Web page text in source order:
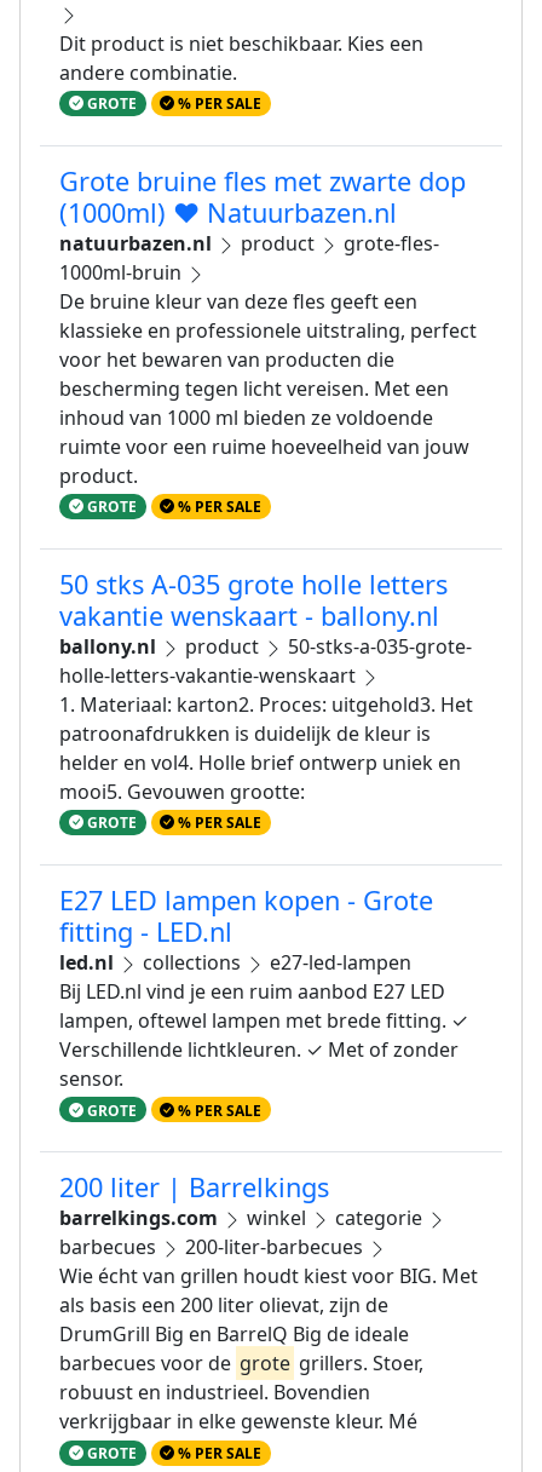
Dit product is niet beschikbaar. Kies een
andere combinatie.
GROTE % PER SALE
Grote bruine fles met zwarte dop
(1000ml) ❤️ Natuurbazen.nl
natuurbazen.nl product
grote-fles-
1000ml-bruin
De bruine kleur van deze fles geeft een
klassieke en professionele uitstraling, perfect
voor het bewaren van producten die
bescherming tegen licht vereisen. Met een
inhoud van 1000 ml bieden ze voldoende
ruimte voor een ruime hoeveelheid van jouw
product.
GROTE % PER SALE
50 stks A-035 grote holle letters
vakantie wenskaart - ballony.nl
ballony.nl product
50-stks-a-035-grote-
holle-letters-vakantie-wenskaart
1. Materiaal: karton2. Proces: uitgehold3. Het
patroonafdrukken is duidelijk de kleur is
helder en vol4. Holle brief ontwerp uniek en
mooi5. Gevouwen grootte:
GROTE % PER SALE
E27 LED lampen kopen - Grote
fitting - LED.nl
led.nl collections
e27-led-lampen
Bij LED.nl vind je een ruim aanbod E27 LED
lampen, oftewel lampen met brede fitting. ✓
Verschillende lichtkleuren. ✓ Met of zonder
sensor.
GROTE % PER SALE
200 liter | Barrelkings
barrelkings.com winkel
categorie
barbecues
200-liter-barbecues
Wie écht van grillen houdt kiest voor BIG. Met
als basis een 200 liter olievat, zijn de
DrumGrill Big en BarrelQ Big de ideale
barbecues voor de grote grillers. Stoer,
robuust en industrieel. Bovendien
verkrijgbaar in elke gewenste kleur. Mé
GROTE % PER SALE